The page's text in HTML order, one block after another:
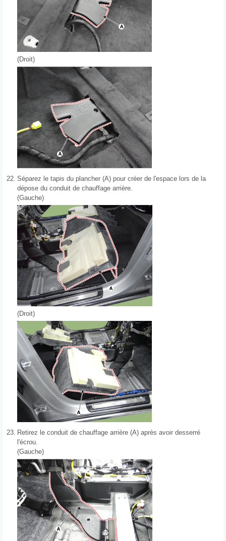
(Droit)
22. Séparez le tapis du plancher (A) pour créer de l'espace lors de la
dépose du conduit de chauffage arrière.
(Gauche)
(Droit)
23. Retirez le conduit de chauffage arrière (A) après avoir desserré
l'écrou.
(Gauche)